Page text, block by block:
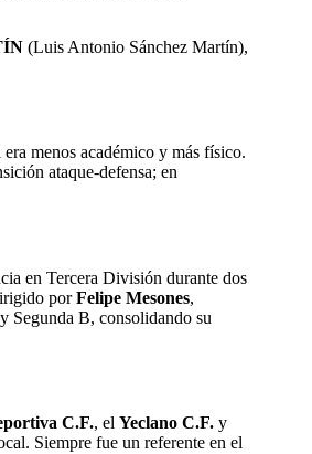
(Luis Antonio Sánchez Martín),
menos académico y más físico.
ataque-defensa; en
en Tercera División durante dos
porFelipe Mesones,
Segunda B, consolidando su
C.F., el Yeclano C.F. y
Siempre fue un referente en el